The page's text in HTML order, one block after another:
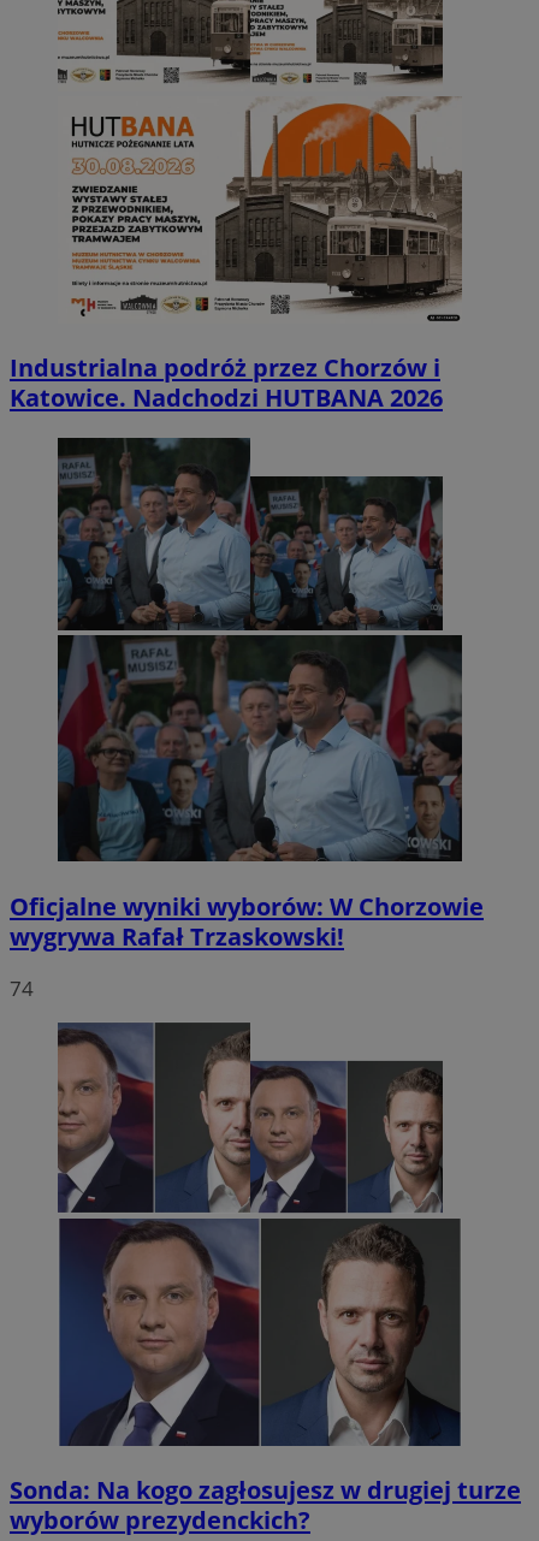
Industrialna podróż przez Chorzów i
Katowice. Nadchodzi HUTBANA 2026
Oficjalne wyniki wyborów: W Chorzowie
wygrywa Rafał Trzaskowski!
74
Sonda: Na kogo zagłosujesz w drugiej turze
wyborów prezydenckich?